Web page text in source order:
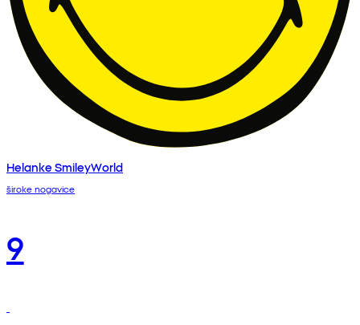
Helanke SmileyWorld
široke nogavice
9